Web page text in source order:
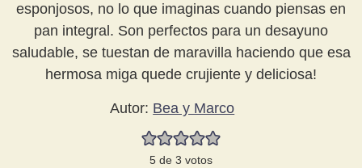
esponjosos, no lo que imaginas cuando piensas en
pan integral. Son perfectos para un desayuno
saludable, se tuestan de maravilla haciendo que esa
hermosa miga quede crujiente y deliciosa!
Autor: Bea y Marco
5 de 3 votos